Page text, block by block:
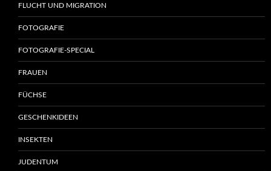
FLUCHT UND MIGRATION
FOTOGRAFIE
FOTOGRAFIE-SPECIAL
FRAUEN
FÜCHSE
GESCHENKIDEEN
INSEKTEN
JUDENTUM